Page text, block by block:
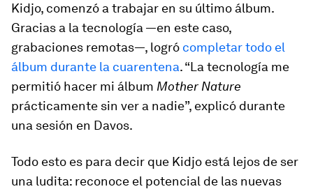
Kidjo, comenzó a trabajar en su último álbum.
Gracias a la tecnología —en este caso,
grabaciones remotas—, logró completar todo el
álbum durante la cuarentena. “La tecnología me
permitió hacer mi álbum Mother Nature
prácticamente sin ver a nadie”, explicó durante
una sesión en Davos.
Todo esto es para decir que Kidjo está lejos de ser
una ludita: reconoce el potencial de las nuevas